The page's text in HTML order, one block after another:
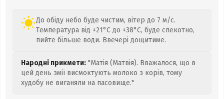
До обіду небо буде чистим, вітер до 7 м/с.
Температура від +21°C до +38°C, буде спекотно,
пийте більше води. Ввечері дощитиме.
Народні прикмети: "Матія (Матвія). Вважалося, що в
цей день змії висмоктують молоко з корів, тому
худобу не виганяли на пасовище."